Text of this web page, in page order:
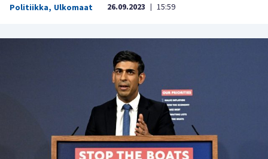
Politiikka, Ulkomaat 26.09.2023 | 15:59